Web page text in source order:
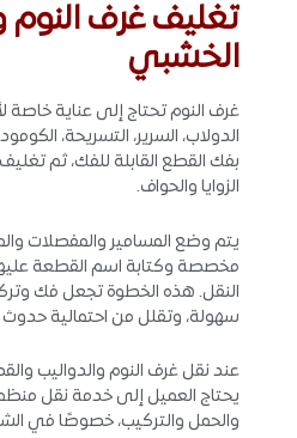
تغليف غرف النوم
الخشبي
غرف النوم تحتاج إلى عناية خاصة
الدولاب، السرير، التسريحة،
بفك القطع القابلة للفك، ثم
الزوايا والحواف.
يتم وضع المسامير والمفصلات
مخصصة وكتابة اسم القطعة
النقل. هذه الخطوة تجعل فك
سهولة، وتقلل من احتمالية حدوث
عند نقل غرف النوم والدواليب
يحتاج العميل إلى خدمة نقل
والحمل والتركيب، خصوصًا في